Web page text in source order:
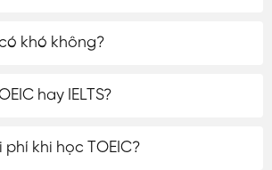
khó không?
hay IELTS?
khi học TOEIC?